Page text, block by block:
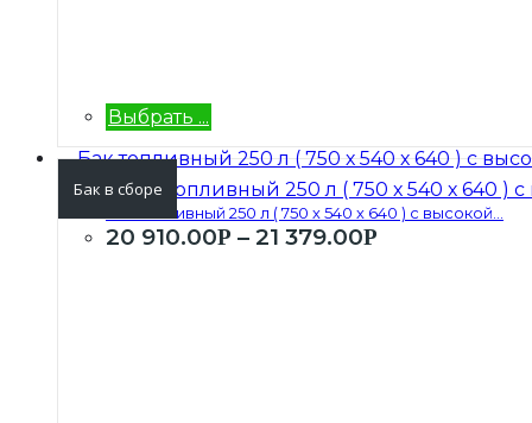
Выбрать ...
Бак в сборе
Бак топливный 250 л ( 750 х 540 х 640 ) с высокой...
20 910.00Р – 21 379.00Р